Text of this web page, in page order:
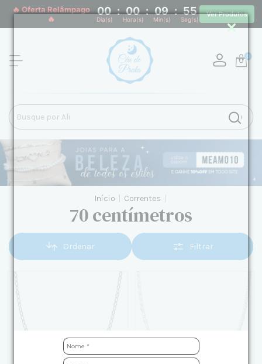
🔥 Oferta Relâmpago
🔥
00 : 00 : 09 : 55
Dia(s) Hora(s) Min(s) Seg(s)
Ver Produtos
0
Início Correntes
70 centímetros
Ordenar Filtrar